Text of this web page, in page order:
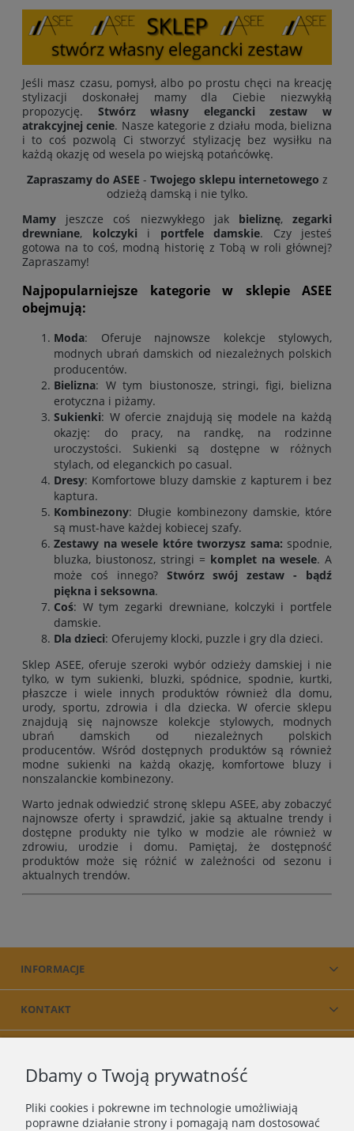
Jeśli masz czasu, pomysł, albo po prostu chęci na kreację
stylizacji doskonałej mamy dla Ciebie niezwykłą
propozycję. Stwórz własny elegancki zestaw w
atrakcyjnej cenie. Nasze kategorie z działu moda, bielizna
i to coś pozwolą Ci stworzyć stylizację bez wysiłku na
każdą okazję od wesela po wiejską potańcówkę.
Zapraszamy do ASEE - Twojego sklepu internetowego z
odzieżą damską i nie tylko.
Mamy jeszcze coś niezwykłego jak bieliznę,zegarki
drewniane, kolczyki i portfele damskie. Czy jesteś
gotowa na to coś, modną historię z Tobą w roli głównej?
Zapraszamy!
Najpopularniejsze kategorie w sklepie ASEE
obejmują:
Moda: Oferuje najnowsze kolekcje stylowych,
modnych ubrań damskich od niezależnych polskich
producentów.
Bielizna: W tym biustonosze, stringi, figi, bielizna
erotyczna i piżamy.
Sukienki: W ofercie znajdują się modele na każdą
okazję: do pracy, na randkę, na rodzinne
uroczystości. Sukienki są dostępne w różnych
stylach, od eleganckich po casual.
Dresy: Komfortowe bluzy damskie z kapturem i bez
kaptura.
Kombinezony: Długie kombinezony damskie, które
są must-have każdej kobiecej szafy.
Zestawy na wesele które tworzysz sama: spodnie,
bluzka, biustonosz, stringi = komplet na wesele. A
może coś innego? Stwórz swój zestaw - bądź
piękna i seksowna.
Coś: W tym zegarki drewniane, kolczyki i portfele
damskie.
Dla dzieci: Oferujemy klocki, puzzle i gry dla dzieci.
Sklep ASEE, oferuje szeroki wybór odzieży damskiej i nie
tylko, w tym sukienki, bluzki, spódnice, spodnie, kurtki,
płaszcze i wiele innych produktów również dla domu,
urody, sportu, zdrowia i dla dziecka. W ofercie sklepu
znajdują się najnowsze kolekcje stylowych, modnych
ubrań damskich od niezależnych polskich
producentów. Wśród dostępnych produktów są również
modne sukienki na każdą okazję, komfortowe bluzy i
nonszalanckie kombinezony.
Warto jednak odwiedzić stronę sklepu ASEE, aby zobaczyć
najnowsze oferty i sprawdzić, jakie są aktualne trendy i
dostępne produkty nie tylko w modzie ale również w
zdrowiu, urodzie i domu. Pamiętaj, że dostępność
produktów może się różnić w zależności od sezonu i
aktualnych trendów.
INFORMACJE
KONTAKT
Dbamy o Twoją prywatność
Pliki cookies i pokrewne im technologie umożliwiają
poprawne działanie strony i pomagają nam dostosować